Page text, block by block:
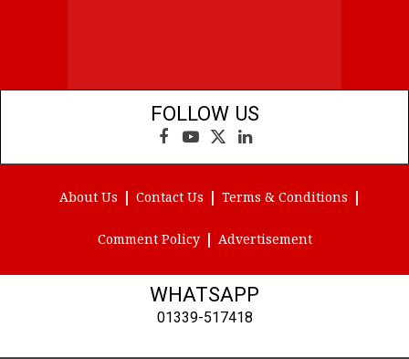
FOLLOW US
Facebook
YouTube
X
(Twitter)
LinkedIn
About Us Contact Us Terms & Conditions
Comment Policy Advertisement
WHATSAPP
01339-517418